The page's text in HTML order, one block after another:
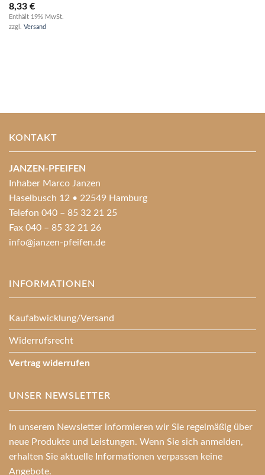
8,33 €
Enthält 19% MwSt.
zzgl. Versand
KONTAKT
JANZEN-PFEIFEN
Inhaber Marco Janzen
Haselbusch 12 • 22549 Hamburg
Telefon 040 – 85 32 21 25
Fax 040 – 85 32 21 26
info@janzen-pfeifen.de
INFORMATIONEN
Kaufabwicklung/Versand
Widerrufsrecht
Vertrag widerrufen
UNSER NEWSLETTER
In unserem Newsletter informieren wir Sie regelmäßig über
neue Produkte und Leistungen. Wenn Sie sich anmelden,
erhalten Sie aktuelle Informationen verpassen keine
Angebote.